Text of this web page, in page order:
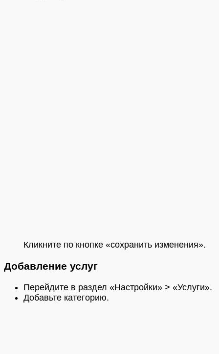
Кликните по кнопке «сохранить изменения».
Добавление услуг
Перейдите в раздел «Настройки» > «Услуги».
Добавьте категорию.